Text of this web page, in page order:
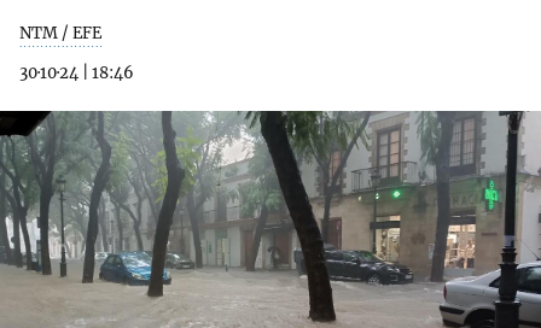
NTM / EFE
30·10·24
18:46